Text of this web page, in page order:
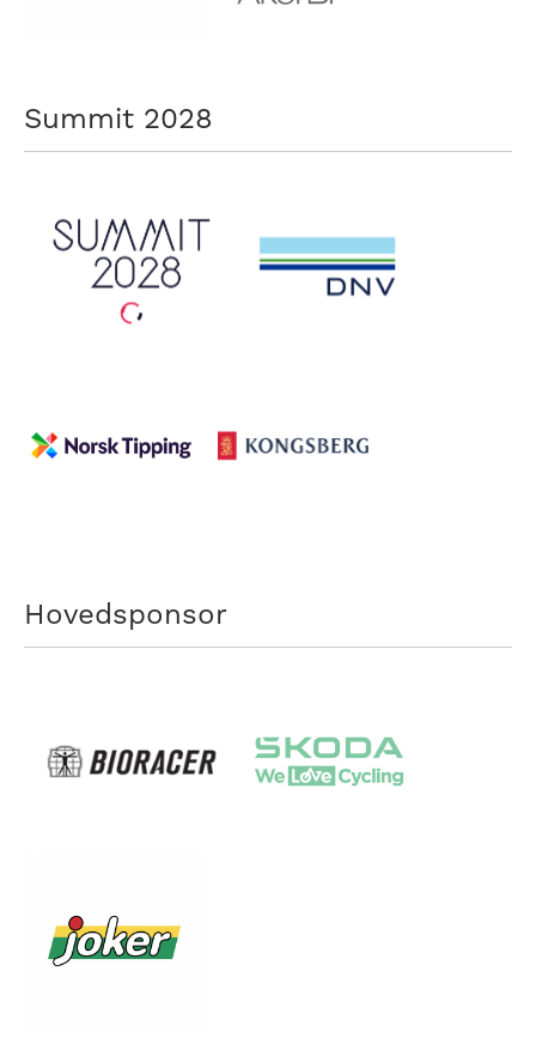
Summit 2028
Hovedsponsor